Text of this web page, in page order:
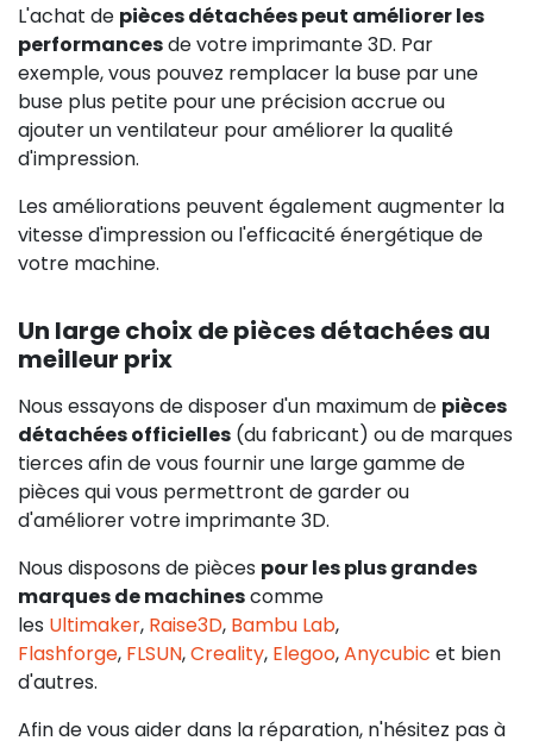
L'achat de pièces détachées peut améliorer les
performancesde votre imprimante 3D. Par
exemple, vous pouvez remplacer la buse par une
buse plus petite pour une précision accrue ou
ajouter un ventilateur pour améliorer la qualité
d'impression.
Les améliorations peuvent également augmenter la
vitesse d'impression ou l'efficacité énergétique de
votre machine.
Un large choix de pièces détachées au
meilleur prix
Nous essayons de disposer d'un maximum de pièces
détachées officielles (du fabricant) ou de marques
tierces afin de vous fournir une large gamme de
pièces qui vous permettront de garder ou
d'améliorer votre imprimante 3D.
Nous disposons de pièces pour les plus grandes
marques de machinescomme
les Ultimaker, Raise3D, Bambu Lab,
Flashforge, FLSUN,Creality, Elegoo,Anycubic et bien
d'autres.
Afin de vous aider dans la réparation, n'hésitez pas à